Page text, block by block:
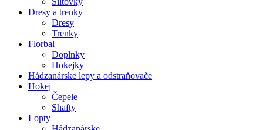
Dresy a trenky
Dresy
Trenky
Florbal
Doplnky
Hokejky
Hádzanárske lepy a odstraňovače
Hokej
Čepele
Shafty
Lopty